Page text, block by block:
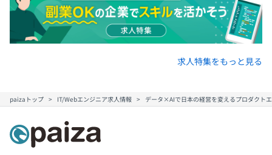
求人特集をもっと見る
paizaトップ IT/Webエンジニア求人情報 データ×AIで日本の経営を変えるプロダクト